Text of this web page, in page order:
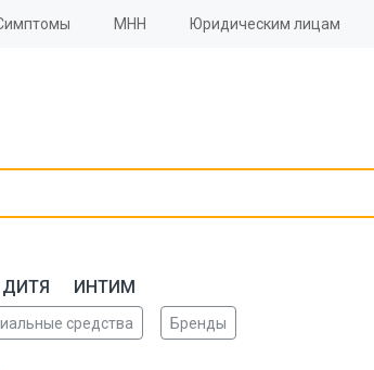
МНН Юридическим лицам
ИНТИМ
средства Бренды